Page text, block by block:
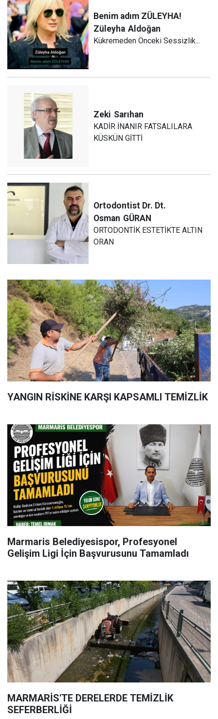
Benim adım ZÜLEYHA!
Züleyha Aldoğan
Kükremeden Önceki Sessizlik...
Zeki Sarıhan
KADİR İNANIR FATSALILARA
KÜSKÜN GİTTİ
Ortodontist Dr. Dt.
Osman GÜRAN
ORTODONTİK ESTETİKTE ALTIN
ORAN
YANGIN RİSKİNE KARŞI KAPSAMLI TEMİZLİK
Marmaris Belediyesispor, Profesyonel
Gelişim Ligi İçin Başvurusunu Tamamladı
MARMARİS'TE DERELERDE TEMİZLİK
SEFERBERLİĞİ